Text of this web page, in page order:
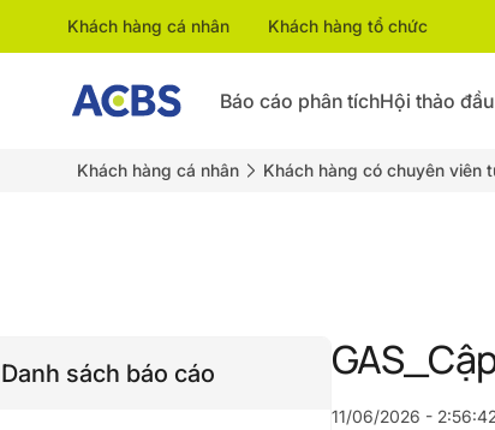
Khách hàng cá nhân Khách hàng tổ chức
Báo cáo phân tíchHội thảo
Khách hàng cá nhân Khách hàng có chuyên viên
Danh sách báo cáo
11/06/2026 -